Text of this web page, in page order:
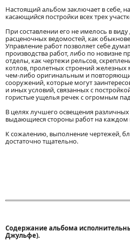
Настоящий альбом заключает в себе,
касающийся постройки всех трех
При составлении его не имелось в
расценочных ведомостей, как
Управление работ позволяет себе
производства работ, либо по новизне
отделы, как чертежи рельсов,
котлов, пролетных строений
чем-либо оригинальным и
сооружений, которые могут
и иных условий, связанных с
гористые ущелья речек с огромным
В целях лучшего освещения
выдающиеся стороны работ на каждом
К сожалению, выполнение чертежей,
достаточно тщательно.
Содержание альбома
Джульфе).